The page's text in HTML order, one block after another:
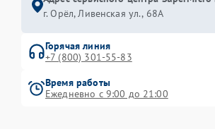
г. Орёл, Ливенская ул., 68А
Горячая линия
+7 (800) 301-55-83
Время работы
Ежедневно с 9:00 до 21:00